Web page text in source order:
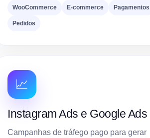
WooCommerce E-commerce Pagamentos
Pedidos
📈
Instagram Ads e Google Ads
Campanhas de tráfego pago para gerar